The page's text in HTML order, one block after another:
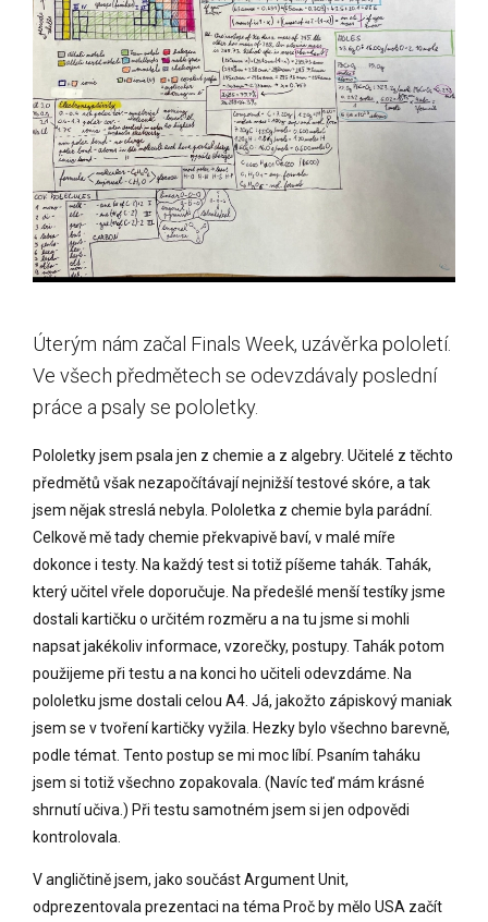
Úterým nám začal Finals Week, uzávěrka pololetí.
Ve všech předmětech se odevzdávaly poslední
práce a psaly se pololetky.
Pololetky jsem psala jen z chemie a z algebry. Učitelé z těchto
předmětů však nezapočítávají nejnižší testové skóre, a tak
jsem nějak streslá nebyla. Pololetka z chemie byla parádní.
Celkově mě tady chemie překvapivě baví, v malé míře
dokonce i testy. Na každý test si totiž píšeme tahák. Tahák,
který učitel vřele doporučuje. Na předešlé menší testíky jsme
dostali kartičku o určitém rozměru a na tu jsme si mohli
napsat jakékoliv informace, vzorečky, postupy. Tahák potom
použijeme při testu a na konci ho učiteli odevzdáme. Na
pololetku jsme dostali celou A4. Já, jakožto zápiskový maniak
jsem se v tvoření kartičky vyžila. Hezky bylo všechno barevně,
podle témat. Tento postup se mi moc líbí. Psaním taháku
jsem si totiž všechno zopakovala. (Navíc teď mám krásné
shrnutí učiva.) Při testu samotném jsem si jen odpovědi
kontrolovala.
V angličtině jsem, jako součást Argument Unit,
odprezentovala prezentaci na téma Proč by mělo USA začít